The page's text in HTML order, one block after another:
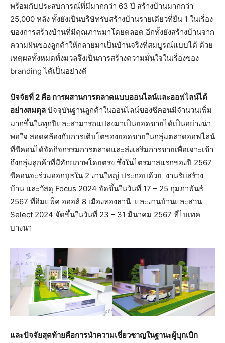
พร้อมกับประสบการณ์ที่มีมากกว่า 63 ปี สร้างบ้านมากกว่า
25,000 หลัง ทั้งยังเป็นบริษัทรับสร้างบ้านรายเดียวที่ยืน 1 ในเรื่อง
ของการสร้างบ้านที่มีคุณภาพมาโดยตลอด อีกทั้งยังสร้างบ้านจาก
ความฝันของลูกค้าให้กลายมาเป็นบ้านจริงที่สมบูรณ์แบบได้ ด้วย
เหตุผลทั้งหมดทั้งมวลจึงเป็นการสร้างความมั่นใจในเรื่องของ
branding ได้เป็นอย่างดี
ปัจจัยที่ 2 คือ การผสานการตลาดแบบออนไลน์และออฟไลน์ได้
อย่างสมดุล ปัจจุบันฐานลูกค้าในออนไลน์ของซีคอนมีจำนวนเพิ่ม
มากขึ้นในทุกปีและสามารถแปลงมาเป็นยอดขายได้เป็นอย่างน่า
พอใจ สอดคล้องกับการเติบโตของยอดขายในกลุ่มตลาดออฟไลน์
ที่ซีคอนได้จัดกิจกรรมการตลาดและส่งเสริมการขายเพื่อเจาะเข้า
ถึงกลุ่มลูกค้าที่มีศักยภาพโดยตรง ซึ่งในไตรมาสแรกของปี 2567
ซีคอนจะร่วมออกบูธใน 2 งานใหญ่ ประกอบด้วย งานรับสร้าง
บ้าน และวัสดุ Focus 2024 จัดขึ้นในวันที่ 17 – 25 กุมภาพันธ์
2567 ที่อิมแพ็ค ฮออล์ 8 เมืองทองธานี และงานบ้านและสวน
Select 2024 จัดขึ้นในวันที่ 23 – 31 มีนาคม 2567 ที่ไบเทค
บางนา
และปัจจัยสุดท้ายคือการนำความเชี่ยวชาญในฐานะผู้บุกเบิก